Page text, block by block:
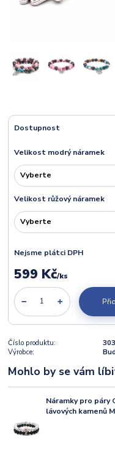
Dostupnost
Velikost modrý náramek
Velikost růžový náramek
Nejsme plátci DPH
599 Kč/ks
Číslo produktu:
Výrobce:
Mohlo by se vám
Náramky pro páry
lávových kamenů